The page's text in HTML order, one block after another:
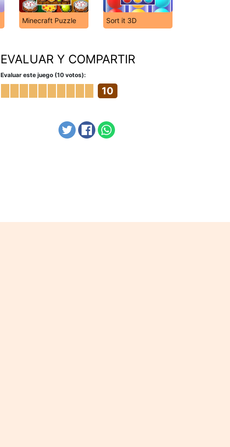
Minecraft Puzzle Sort it 3D
EVALUAR Y COMPARTIR
Evaluar este juego (10 votos):
10